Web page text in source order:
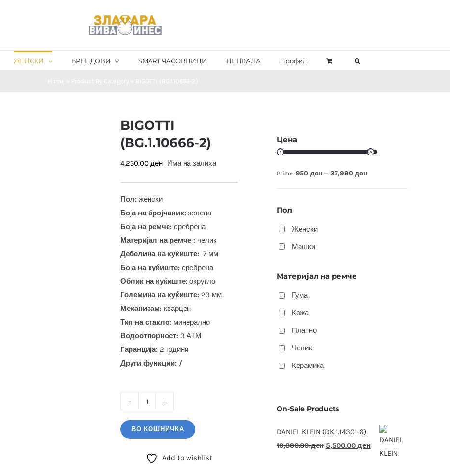
ЖЕНСКИ БРЕНДОВИ SMART ЧАСОВНИЦИ ПЕНКАЛА Профил
BIGOTTI
(BG.1.10666-2)
4,250.00 ден Има на залиха
Пол: женски
Боја на бројчаник: зелена
Боја на ремче: сребрена
Материјал на ремче : челик
Дебелина на куќиште: 7 мм
Боја на куќиште: сребрена
Облик на куќиште: округло
Големина на куќиште: 23 мм
Механизам: кварцен
Тип на стакло: минерално
Водоотпорност: 3 АТМ
Гаранција: 2 години
Други функции: /
(BG.1.10666-
ВО КОШНИЧКА
Add to wishlist
Цена
Price: 950 ден— 37,990 ден
Пол
Женски
Машки
Материјал на ремче
Гума
Кожа
Платно
Челик
Керамика
On-Sale Products
DANIEL KLEIN (DK.1.14301-6)
10,390.00ден Original
5,500.00 денCurrent
price